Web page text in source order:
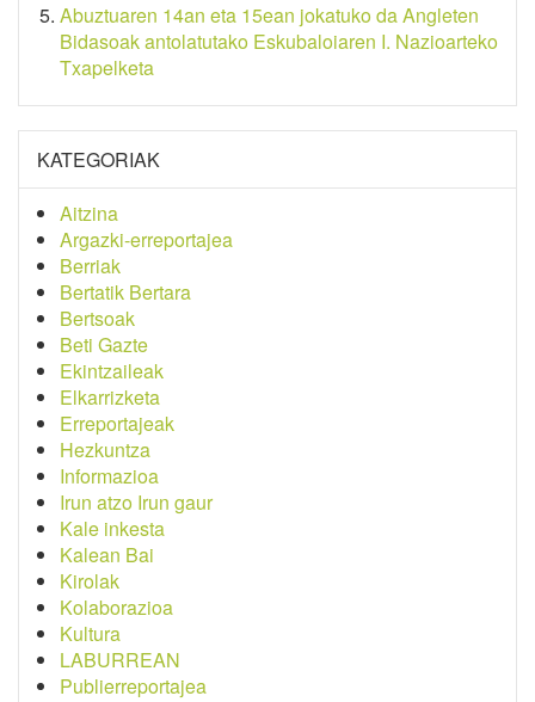
Abuztuaren 14an eta 15ean jokatuko da Angleten
Bidasoak antolatutako Eskubaloiaren I. Nazioarteko
Txapelketa
KATEGORIAK
Aitzina
Argazki-erreportajea
Berriak
Bertatik Bertara
Bertsoak
Beti Gazte
Ekintzaileak
Elkarrizketa
Erreportajeak
Hezkuntza
Informazioa
Irun atzo Irun gaur
Kale inkesta
Kalean Bai
Kirolak
Kolaborazioa
Kultura
LABURREAN
Publierreportajea